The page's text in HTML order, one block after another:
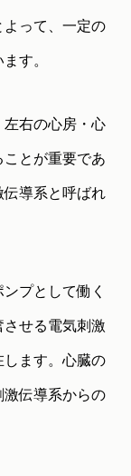
よって、一定の
す。
左右の心房・心
とが重要であ
伝導系と呼ばれ
プとして働く
せる電気刺激
します。心臓の
激伝導系からの